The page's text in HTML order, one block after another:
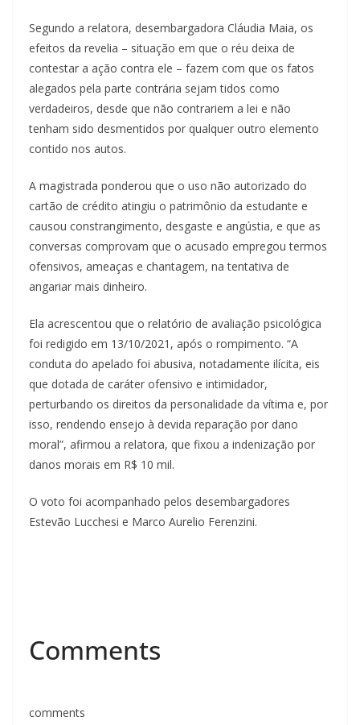
Segundo a relatora, desembargadora Cláudia Maia, os
efeitos da revelia – situação em que o réu deixa de
contestar a ação contra ele – fazem com que os fatos
alegados pela parte contrária sejam tidos como
verdadeiros, desde que não contrariem a lei e não
tenham sido desmentidos por qualquer outro elemento
contido nos autos.
A magistrada ponderou que o uso não autorizado do
cartão de crédito atingiu o patrimônio da estudante e
causou constrangimento, desgaste e angústia, e que as
conversas comprovam que o acusado empregou termos
ofensivos, ameaças e chantagem, na tentativa de
angariar mais dinheiro.
Ela acrescentou que o relatório de avaliação psicológica
foi redigido em 13/10/2021, após o rompimento. “A
conduta do apelado foi abusiva, notadamente ilícita, eis
que dotada de caráter ofensivo e intimidador,
perturbando os direitos da personalidade da vítima e, por
isso, rendendo ensejo à devida reparação por dano
moral”, afirmou a relatora, que fixou a indenização por
danos morais em R$ 10 mil.
O voto foi acompanhado pelos desembargadores
Estevão Lucchesi e Marco Aurelio Ferenzini.
Comments
comments